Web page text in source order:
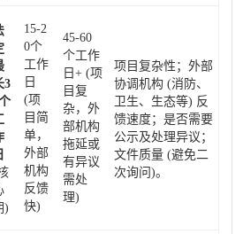
3
)
15-2
0个
工作
日
(项
目简
单，
外部
机构
反馈
快)
45-60
个工作
日+ (项
目复
杂，外
部机构
拖延或
有异议
需处
理)
项目复杂性；外部
协调机构 (消防、
卫生、生态等) 反
馈速度；是否需要
公示及处理异议；
文件质量 (避免二
次询问)。